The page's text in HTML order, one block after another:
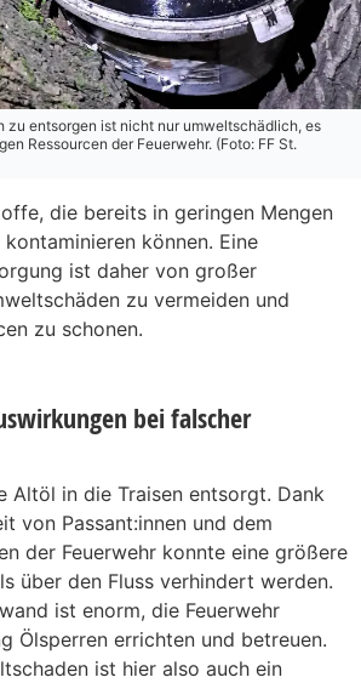
zu entsorgen ist nicht nur umweltschädlich, es
Ressourcen der Feuerwehr. (Foto: FF St.
die bereits in geringen Mengen
kontaminieren können. Eine
ist daher von großer
zu vermeiden und
zu schonen.
bei falscher
Altöl in die Traisen entsorgt. Dank
von Passant:innen und dem
der Feuerwehr konnte eine größere
über den Fluss verhindert werden.
ist enorm, die Feuerwehr
Ölsperren errichten und betreuen.
ist hier also auch ein